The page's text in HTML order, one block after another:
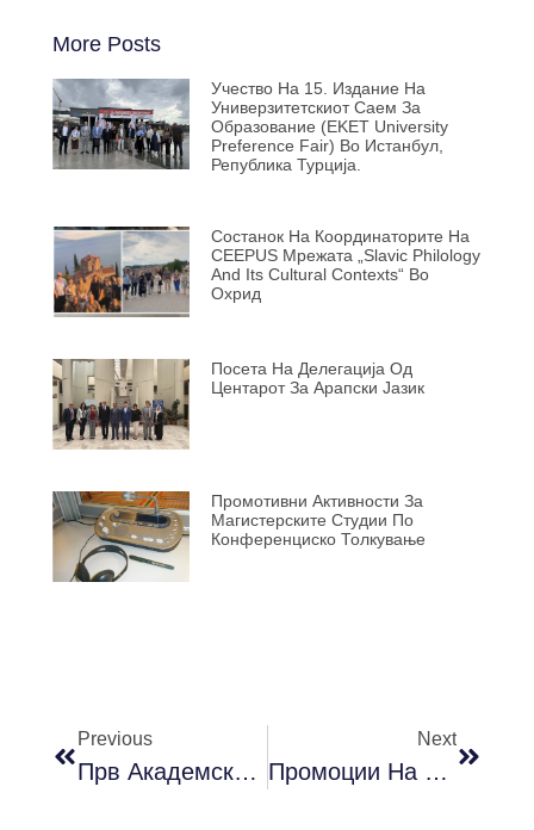
More Posts
Учество На 15. Издание На
Универзитетскиот Саем За
Образование (EKET University
Preference Fair) Во Истанбул,
Република Турција.
Состанок На Координаторите На
CEEPUS Мрежата „Slavic Philology
And Its Cultural Contexts“ Во
Охрид
Посета На Делегација Од
Центарот За Арапски Јазик
Промотивни Активности За
Магистерските Студии По
Конференциско Толкување
Previous
Прв Академски Час – 2 Октомври (понеделник) Во 10 Часот
Next
Промоции На Нови Преводи